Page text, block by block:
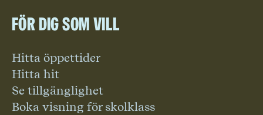
För dig som vill
Hitta öppettider
Hitta hit
Se tillgänglighet
Boka visning för skolklass